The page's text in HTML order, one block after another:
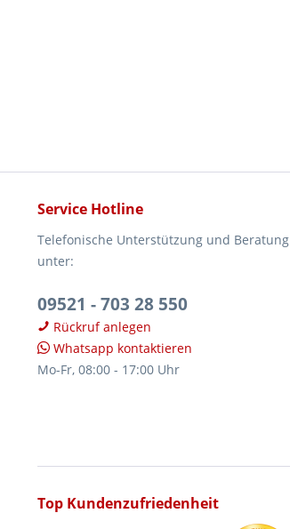
Service Hotline
Telefonische Unterstützung und Beratung
unter:
09521 - 703 28 550
Rückruf anlegen
Whatsapp kontaktieren
Mo-Fr, 08:00 - 17:00 Uhr
Top Kundenzufriedenheit